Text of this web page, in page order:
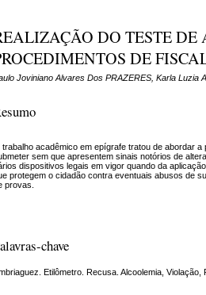
DO TESTE
DE
Joviniano Alvares Dos PRAZERES, Karla Luzia
trabalho acadêmico em epígrafe tratou de abordar
sem que apresentem sinais notórios de
dispositivos legais em vigor quando da
protegem o cidadão contra eventuais abusos de
provas.
chave
Etilômetro. Recusa. Alcoolemia, Violação,